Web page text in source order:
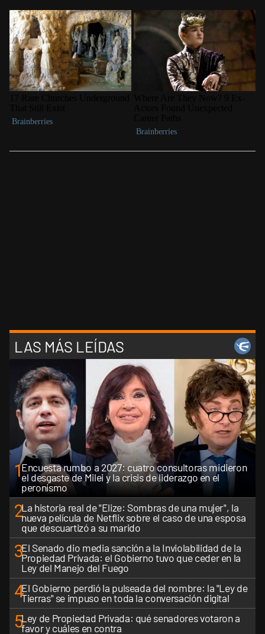
LAS MÁS LEÍDAS
1Encuesta rumbo a 2027: cuatro consultoras midieron
el desgaste de Milei y la crisis de liderazgo en el
peronismo
2La historia real de "Elize: Sombras de una mujer", la
nueva película de Netflix sobre el caso de una esposa
que descuartizó a su marido
3El Senado dio media sanción a la Inviolabilidad de la
Propiedad Privada: el Gobierno tuvo que ceder en la
Ley del Manejo del Fuego
4El Gobierno perdió la pulseada del nombre: la "Ley de
Tierras" se impuso en toda la conversación digital
5Ley de Propiedad Privada: qué senadores votaron a
favor y cuáles en contra